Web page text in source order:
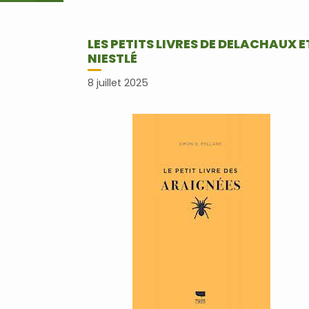
LES PETITS LIVRES DE DELACHAUX
NIESTLÉ
8 juillet 2025